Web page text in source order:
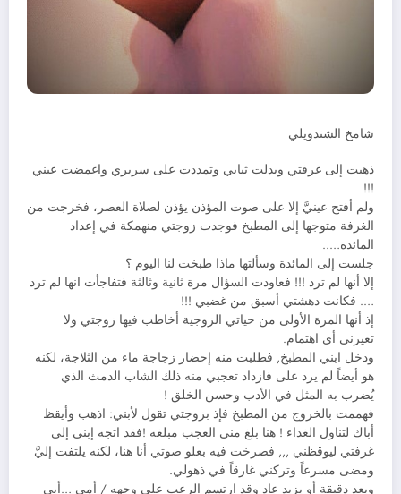
شامخ الشندويلي
ذهبت إلى غرفتي وبدلت ثيابي وتمددت على سريري واغمضت عيني
!!!
ولم أفتح عينيَّ إلا على صوت المؤذن يؤذن لصلاة العصر، فخرجت من
الغرفة متوجها إلى المطبخ فوجدت زوجتي منهمكة في إعداد
المائدة…..
جلست إلى المائدة وسألتها ماذا طبخت لنا اليوم ؟
إلا أنها لم ترد !!! فعاودت السؤال مرة ثانية وثالثة فتفاجأت انها لم ترد
…. فكانت دهشتي أسبق من غضبي !!!
إذ أنها المرة الأولى من حياتي الزوجية أخاطب فيها زوجتي ولا
تعيرني أي اهتمام.
ودخل ابني المطبخ, فطلبت منه إحضار زجاجة ماء من الثلاجة، لكنه
هو أيضاً لم يرد على فازداد تعجبي منه ذلك الشاب الدمث الذي
يُضرب به المثل في الأدب وحسن الخلق !
فهممت بالخروج من المطبخ فإذ بزوجتي تقول لأبني: اذهب وأيقظ
أباك لتناول الغداء ! هنا بلغ مني العجب مبلغه !فقد اتجه إبني إلى
غرفتي ليوقظني ,,, فصرخت فيه بعلو صوتي أنا هنا، لكنه يلتفت إليَّ
ومضى مسرعاً وتركني غارقاً في ذهولي.
وبعد دقيقة أو يزيد عاد وقد ارتسم الرعب على وجهه / أمى …أبى